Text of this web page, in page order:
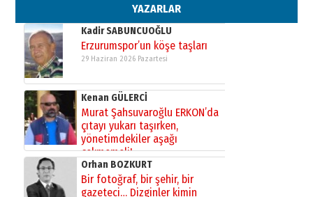
YAZARLAR
02 Ağustos 2026 Pazar
Kadir SABUNCUOĞLU
Erzurumspor’un köşe taşları
29 Haziran 2026 Pazartesi
Kenan GÜLERCİ
Murat Şahsuvaroğlu ERKON’da
çıtayı yukarı taşırken,
yönetimdekiler aşağı
çekmemeli!
17 Şubat 2026 SalıOrhan BOZKURT
Bir fotoğraf, bir şehir, bir
gazeteci… Dizginler kimin